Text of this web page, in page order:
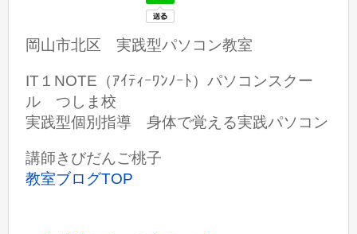
岡山市北区 実践型パソコン教室
IT１NOTE（ｱｲﾃｨｰﾜﾝﾉｰﾄ）パソコンスクー
ル つしま校
実践型個別指導 身体で覚える実践パソコン
講師きびだんご桃子
教室ブログTOP